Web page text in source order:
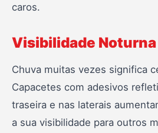
caros.
Visibilidade Noturna
Chuva muitas vezes significa
Capacetes com adesivos
traseira e nas laterais
a sua visibilidade para outros